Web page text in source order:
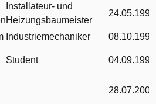
Installateur- und
Heizungsbaumeister
24.05.1999
Industriemechaniker 08.10.1997
Student 04.09.1997
28.07.2004